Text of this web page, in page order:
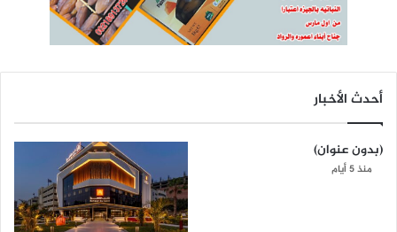
أحدث الأخبار
(بدون عنوان)
منذ 5 أيام